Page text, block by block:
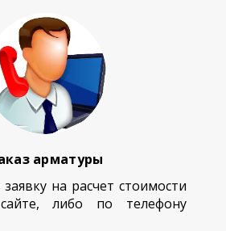
арматуры
на расчет стоимости
либо по телефону